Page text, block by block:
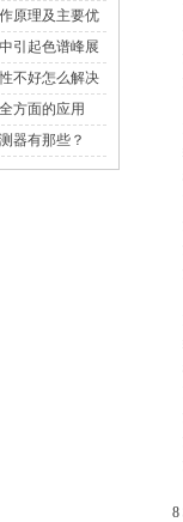
原理及主要优
引起色谱峰展
不好怎么解决
方面的应用
器有那些？
8